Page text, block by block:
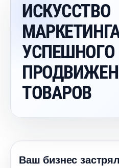
ИСКУССТВО
УСПЕШНОГО
ТОВАРО
аш бизнес